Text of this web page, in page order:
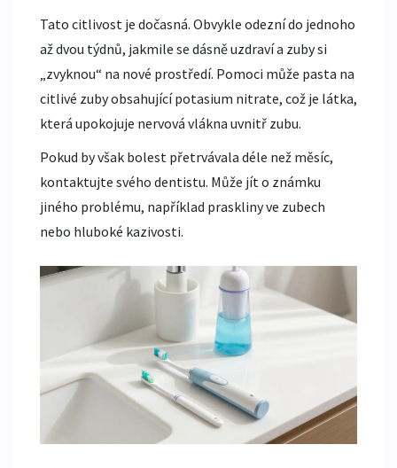
Tato citlivost je dočasná. Obvykle odezní do jednoho
až dvou týdnů, jakmile se dásně uzdraví a zuby si
„zvyknou“ na nové prostředí. Pomoci může pasta na
citlivé zuby obsahujícípotasium nitrate, což je látka,
která upokojuje nervová vlákna uvnitř zubu.
Pokud by však bolest přetrvávala déle než měsíc,
kontaktujte svého dentistu. Může jít o známku
jiného problému, například praskliny ve zubech
nebo hluboké kazivosti.